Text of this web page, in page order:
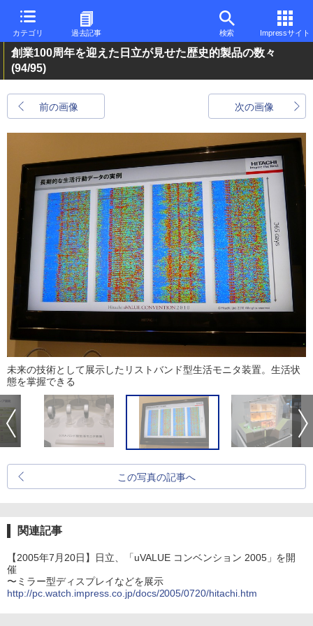
カテゴリ 過去記事 検索 Impressサイト
創業100周年を迎えた日立が見せた歴史的製品の数々
(94/95)
前の画像 次の画像
未来の技術として展示したリストバンド型生活モニタ装置。生活状
態を掌握できる
この写真の記事へ
関連記事
【2005年7月20日】日立、「uVALUE コンベンション 2005」を開
催
〜ミラー型ディスプレイなどを展示
http://pc.watch.impress.co.jp/docs/2005/0720/hitachi.htm